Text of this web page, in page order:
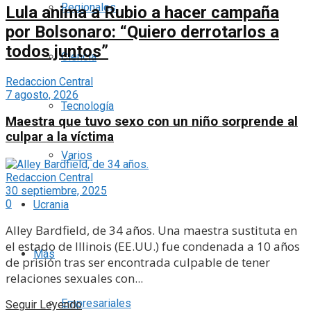
Regionales
Ciencia
Tecnología
Varios
Ucrania
Más
Empresariales
Lula anima a Rubio a hacer campaña
por Bolsonaro: “Quiero derrotarlos a
todos juntos”
Redaccion Central
7 agosto, 2026
Maestra que tuvo sexo con un niño sorprende al
culpar a la víctima
Redaccion Central
30 septiembre, 2025
0
Alley Bardfield, de 34 años. Una maestra sustituta en
el estado de Illinois (EE.UU.) fue condenada a 10 años
de prisión tras ser encontrada culpable de tener
relaciones sexuales con...
Seguir Leyendo